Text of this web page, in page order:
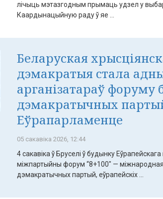
лічыць мэтазгодным прымаць удзел у
Каардынацыйную раду ў яе ...
Беларуская
дэмакратыя стала
арганізатараў форуму
дэмакратычных
Еўрапарламенце
05 сакавіка 2026, 12:44
4 сакавіка ў Бруселі ў будынку
міжпартыйны форум “8+100" —
дэмакратычных партый, еўрапейскіх ...